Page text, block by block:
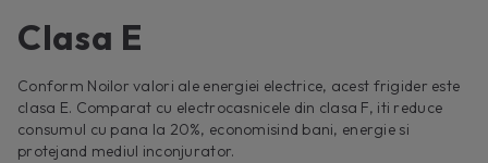
Clasa E
Conform Noilor valori ale energiei electrice, acest frigider este
clasa E. Comparat cu electrocasnicele din clasa F, iti reduce
consumul cu pana la 20%, economisind bani, energie si
protejand mediul inconjurator.